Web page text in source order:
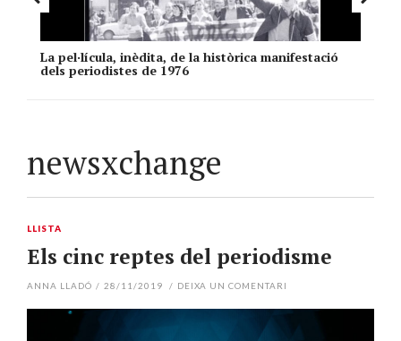
La pel·lícula, inèdita, de la històrica manifestació
dels periodistes de 1976
newsxchange
LLISTA
Els cinc reptes del periodisme
ANNA LLADÓ / 28/11/2019 / DEIXA UN COMENTARI